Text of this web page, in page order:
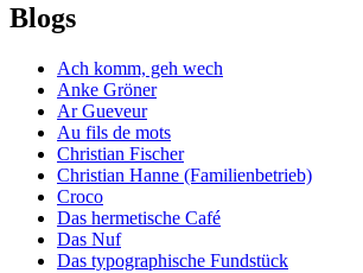
Blogs
Ach komm, geh wech
Anke Gröner
Ar Gueveur
Au fils de mots
Christian Fischer
Christian Hanne (Familienbetrieb)
Croco
Das hermetische Café
Das Nuf
Das typographische Fundstück